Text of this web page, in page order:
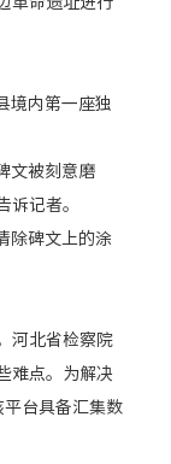
内第一座独
文被刻意磨
记者。
除碑文上的涂
河北省检察院
难点。为解决
台具备汇集数